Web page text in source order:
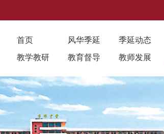
首页 风华季延 季延动态
教学教研
教育督导 教师发展